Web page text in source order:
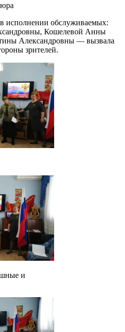
в исполнении обслуживаемых:
Кошелевой Анны
Александровны — вызвала
зрителей.
и